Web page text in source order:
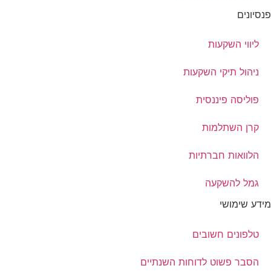
פנסיונים
ליווי השקעות
ניהול תיקי השקעות
פוליסה פיננסית
קרן השתלמות
הלוואות חברתיות
גמל להשקעה
מידע שימושי
טלפונים חשובים
הסבר פשוט לדוחות השנתיים